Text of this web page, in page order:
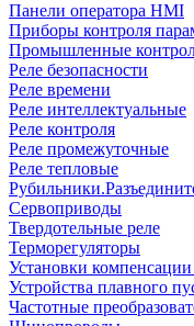
Панели оператора HMI
Приборы контроля
Промышленные
Реле безопасности
Реле времени
Реле интеллектуальные
Реле контроля
Реле промежуточные
Реле тепловые
Сервоприводы
Твердотельные реле
Терморегуляторы
Установки
Устройства плавного
Частотные